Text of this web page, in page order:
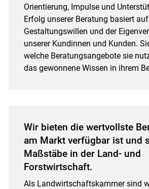
Orientierung, Impulse und
Erfolg unserer Beratung basiert
Gestaltungswillen und der
unserer Kundinnen und Kunden.
welche Beratungsangebote sie
das gewonnene Wissen in ihrem
Wir bieten die wertvollste
am Markt verfügbar ist und
Maßstäbe in der Land- und
Forstwirtschaft.
Als Landwirtschaftskammer sind